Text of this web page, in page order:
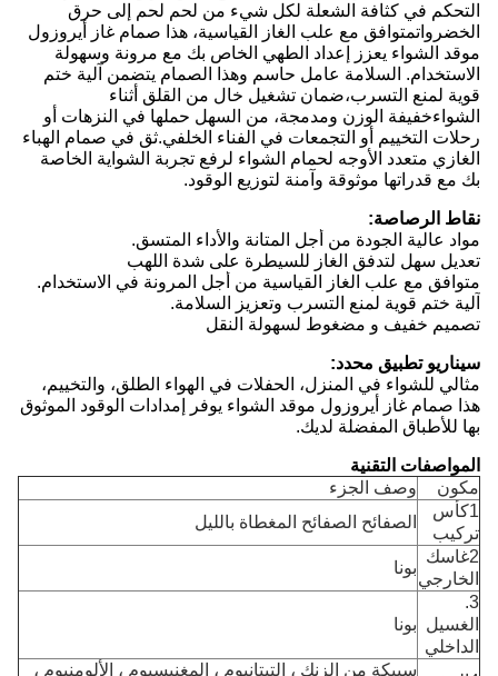
التحكم في كثافة الشعلة لكل شيء من لحم لحم إلى حرق
الخضرواتمتوافق مع علب الغاز القياسية، هذا صمام غاز أيروزول
موقد الشواء يعزز إعداد الطهي الخاص بك مع مرونة وسهولة
الاستخدام. السلامة عامل حاسم وهذا الصمام يتضمن آلية ختم
قوية لمنع التسرب،ضمان تشغيل خال من القلق أثناء
الشواءخفيفة الوزن ومدمجة، من السهل حملها في النزهات أو
رحلات التخييم أو التجمعات في الفناء الخلفي.ثق في صمام الهباء
الغازي متعدد الأوجه لحمام الشواء لرفع تجربة الشواية الخاصة
بك مع قدراتها موثوقة وآمنة لتوزيع الوقود.
نقاط الرصاصة:
مواد عالية الجودة من أجل المتانة والأداء المتسق.
تعديل سهل لتدفق الغاز للسيطرة على شدة اللهب
متوافق مع علب الغاز القياسية من أجل المرونة في الاستخدام.
آلية ختم قوية لمنع التسرب وتعزيز السلامة.
تصميم خفيف و مضغوط لسهولة النقل
سيناريو تطبيق محدد:
مثالي للشواء في المنزل، الحفلات في الهواء الطلق، والتخييم،
هذا صمام غاز أيروزول موقد الشواء يوفر إمدادات الوقود الموثوق
بها للأطباق المفضلة لديك.
المواصفات التقنية
مكون
وصف الجزء
1كأس
تركيب
الصفائح الصفائح المغطاة بالليل
2غاسك
الخارجي
بونا
3.
الغسيل
الداخلي
بونا
سبيكة من الزنك ، التيتانيوم ، المغنيسيوم ، الألومنيوم ،